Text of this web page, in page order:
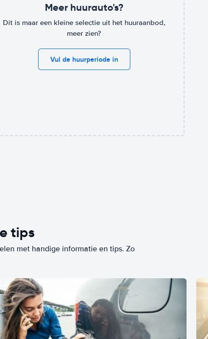
Meer huurauto's?
Dit is maar een kleine selectie uit het huuraanbod,
meer zien?
Vul de huurperiode in
tips
met handige informatie en tips. Zo